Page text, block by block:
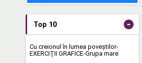
Top 10 -
Cu creionul în lumea poveştilor-
EXERCIŢII GRAFICE-Grupa mare